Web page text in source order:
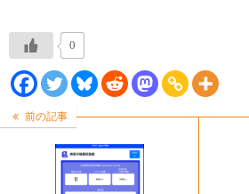
0
前の記事